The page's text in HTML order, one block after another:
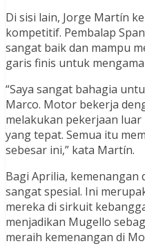
Di sisi lain, Jorge Martín
kompetitif. Pembalap
sangat baik dan mampu
garis finis untuk
“Saya sangat bahagia
Marco. Motor bekerja
melakukan pekerjaan
yang tepat. Semua itu
sebesar ini,” kata Martín.
Bagi Aprilia,
sangat spesial. Ini
mereka di sirkuit
menjadikan Mugello
meraih kemenangan di